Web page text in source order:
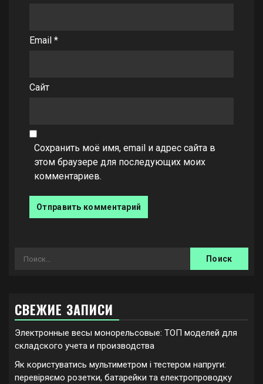
Email *
Сайт
Сохранить моё имя, email и адрес сайта в
этом браузере для последующих моих
комментариев.
Найти:
СВЕЖИЕ ЗАПИСИ
Электронные весы монорельсовые: ТОП моделей для
складского учета и производства
Як користуватись мультиметром і тестером напруги:
перевіряємо розетки, батарейки та електропроводку